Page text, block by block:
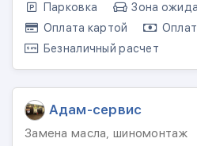
Парковка
Зона
Оплата картой
Безналичный расчет
Адам-сервис
Замена масла, шиномонтаж